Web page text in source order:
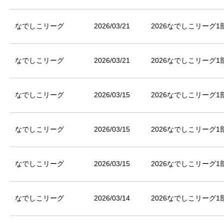
なでしこリーグ 2026/03/21 2026なでしこリーグ1
なでしこリーグ 2026/03/21 2026なでしこリーグ1
なでしこリーグ 2026/03/15 2026なでしこリーグ1
なでしこリーグ 2026/03/15 2026なでしこリーグ1
なでしこリーグ 2026/03/15 2026なでしこリーグ1
なでしこリーグ 2026/03/14 2026なでしこリーグ1